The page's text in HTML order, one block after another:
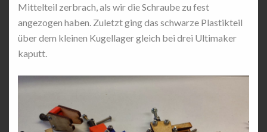
Mittelteil zerbrach, als wir die Schraube zu fest
angezogen haben. Zuletzt ging das schwarze Plastikteil
über dem kleinen Kugellager gleich bei drei Ultimaker
kaputt.